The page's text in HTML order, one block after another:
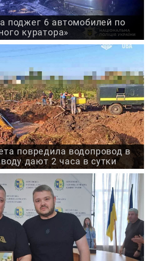
поджег 6 автомобилей по
куратора»
повредила водопровод в
дают 2 часа в сутки